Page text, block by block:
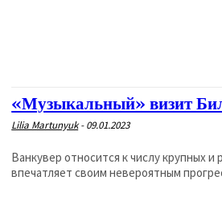
«Музыкальный» визит
Lilia Martunyuk - 09.01.2023
Ванкувер относится к числу крупных
впечатляет своим невероятным